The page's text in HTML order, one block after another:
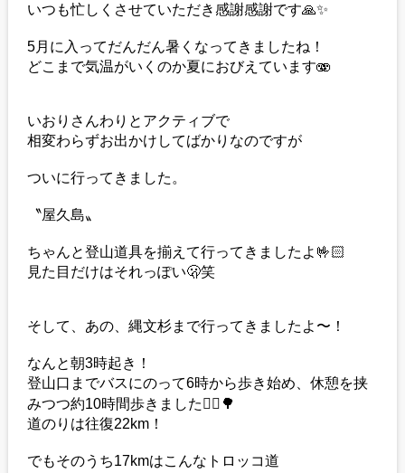
いつも忙しくさせていただき感謝感謝です🙏✨️
5月に入ってだんだん暑くなってきましたね！
どこまで気温がいくのか夏におびえています🫨
いおりさんわりとアクティブで
相変わらずお出かけしてばかりなのですが
ついに行ってきました。
〝屋久島〟
ちゃんと登山道具を揃えて行ってきましたよ🤟🏻
見た目だけはそれっぽい🫢笑
そして、あの、縄文杉まで行ってきましたよ〜！
なんと朝3時起き！
登山口までバスにのって6時から歩き始め、休憩を挟
みつつ約10時間歩きました🚶‍♀️🌳
道のりは往復22km！
でもそのうち17kmはこんなトロッコ道